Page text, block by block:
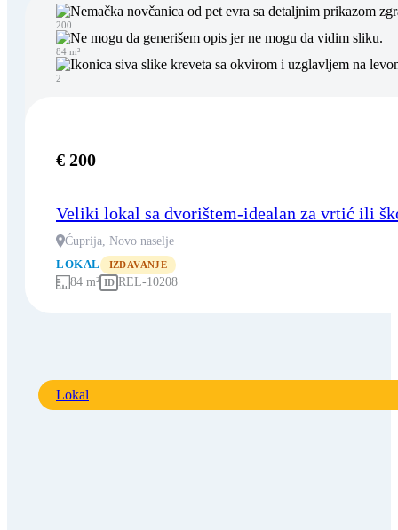
200
84 m²
2
€ 200
Veliki lokal sa dvorištem-idealan za vrtić ili
Ćuprija, Novo naselje
LOKAL
IZDAVANJE
84 m² ID REL-10208
Lokal